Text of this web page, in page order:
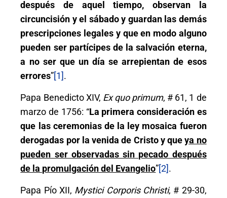
después de aquel tiempo, observan la
circuncisión y el sábado y guardan las demás
prescripciones legales y que en modo alguno
pueden ser partícipes de la salvación eterna,
a no ser que un día se arrepientan de esos
errores”[1].
Papa Benedicto XIV, Ex quo primum, # 61, 1 de
marzo de 1756: “La primera consideración es
que las ceremonias de la ley mosaica fueron
derogadas por la venida de Cristo y queya no
pueden ser observadas sin pecado después
de la promulgación del Evangelio”[2].
Papa Pío XII, Mystici Corporis Christi, # 29-30,